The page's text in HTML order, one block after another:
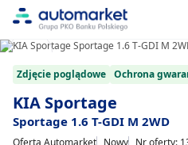
Zdjęcie poglądowe Ochrona
KIA Sportage
Sportage 1.6 T-GDI M 2WD
Oferta Automarket Nowy Nr oferty: